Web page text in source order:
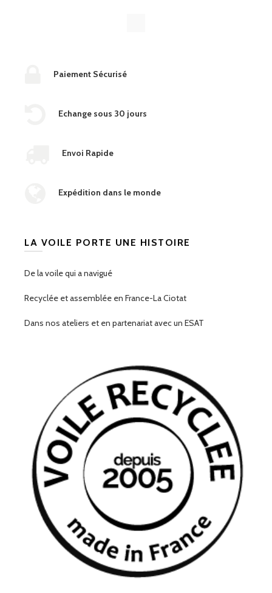
Paiement Sécurisé
Echange sous 30 jours
Envoi Rapide
Expédition dans le monde
LA VOILE PORTE UNE HISTOIRE
De la voile qui a navigué
Recyclée et assemblée en France-La Ciotat
Dans nos ateliers et en partenariat avec un ESAT